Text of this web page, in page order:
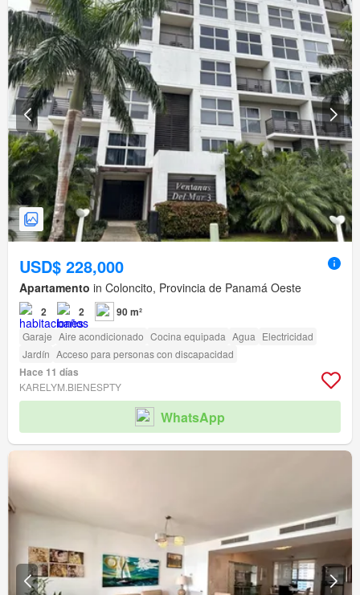
USD$ 228,000
Apartamento in Coloncito, Provincia de Panamá Oeste
2 2 90 m²
Garaje Aire acondicionado Cocina equipada Agua Electricidad
Jardín Acceso para personas con discapacidad
Hace 11 días
KARELYM.BIENESPTY
WhatsApp